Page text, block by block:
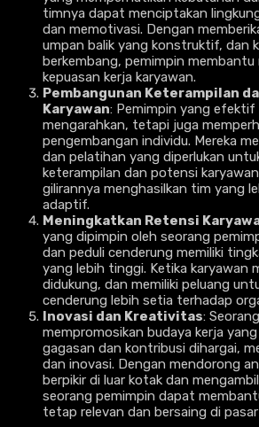
timnya dapat menciptakan
dan memotivasi. Dengan
umpan balik yang konstruktif, dan
berkembang, pemimpin membantu
kepuasan kerja karyawan.
Pembangunan Keterampilan
Karyawan: Pemimpin yang efektif
mengarahkan, tetapi juga
pengembangan individu. Mereka
dan pelatihan yang diperlukan
keterampilan dan potensi
gilirannya menghasilkan tim yang
adaptif.
Meningkatkan Retensi
yang dipimpin oleh seorang
dan peduli cenderung memiliki
yang lebih tinggi. Ketika karyawan
didukung, dan memiliki peluang
cenderung lebih setia terhadap
Inovasi dan Kreativitas:
mempromosikan budaya kerja
gagasan dan kontribusi dihargai,
dan inovasi. Dengan mendorong
berpikir di luar kotak dan
seorang pemimpin dapat
tetap relevan dan bersaing di